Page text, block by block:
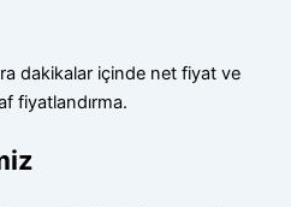
dakikalar içinde net fiyat ve
fiyatlandırma.